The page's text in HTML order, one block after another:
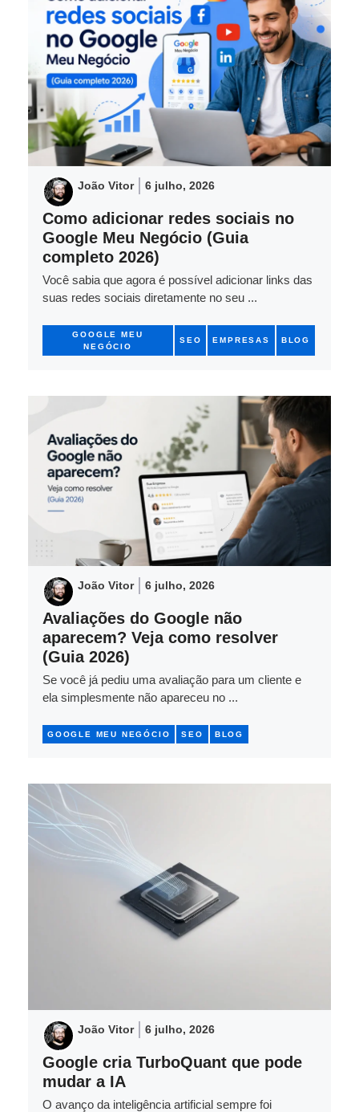
João Vitor 6 julho, 2026
Como adicionar redes sociais no
Google Meu Negócio (Guia
completo 2026)
Você sabia que agora é possível adicionar links das
suas redes sociais diretamente no seu ...
GOOGLE MEU
NEGÓCIO
SEO EMPRESAS BLOG
João Vitor 6 julho, 2026
Avaliações do Google não
aparecem? Veja como resolver
(Guia 2026)
Se você já pediu uma avaliação para um cliente e
ela simplesmente não apareceu no ...
GOOGLE MEU NEGÓCIO SEO BLOG
João Vitor 6 julho, 2026
Google cria TurboQuant que pode
mudar a IA
O avanço da inteligência artificial sempre foi